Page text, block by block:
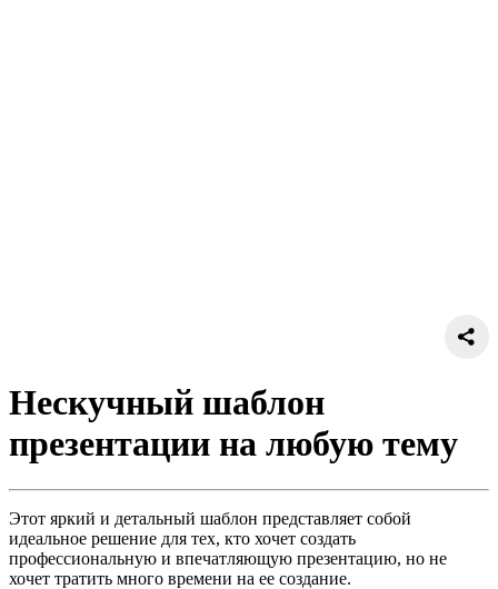
Нескучный шаблон
презентации на любую тему
Этот яркий и детальный шаблон представляет собой
идеальное решение для тех, кто хочет создать
профессиональную и впечатляющую презентацию, но не
хочет тратить много времени на ее создание.